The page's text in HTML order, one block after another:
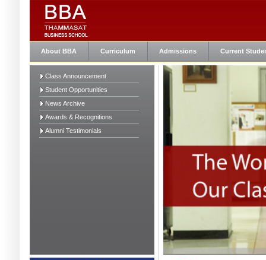
About BBA Curriculum Admissions Current
Class Announcement
Student Opportunities
News Archive
Awards & Recognitions
Alumni Testimonials